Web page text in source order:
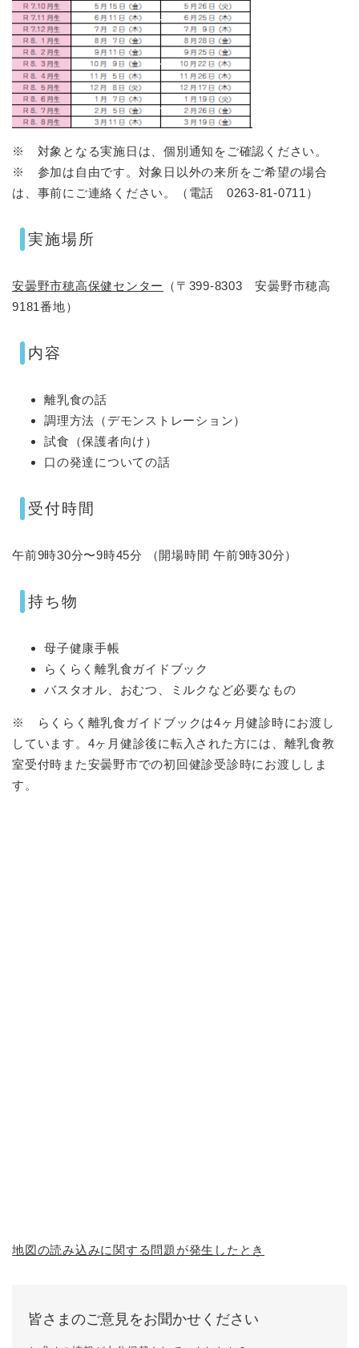
※ 対象となる実施日は、個別通知をご確認ください。
※ 参加は自由です。対象日以外の来所をご希望の場合
は、事前にご連絡ください。（電話 0263-81-0711）
実施場所
安曇野市穂高保健センター
（〒399-8303 安曇野市穂高
9181番地）
内容
離乳食の話
調理方法（デモンストレーション）
試食（保護者向け）
口の発達についての話
受付時間
午前9時30分〜9時45分 （開場時間 午前9時30分）
持ち物
母子健康手帳
らくらく離乳食ガイドブック
バスタオル、おむつ、ミルクなど必要なもの
※ らくらく離乳食ガイドブックは4ヶ月健診時にお渡し
しています。4ヶ月健診後に転入された方には、離乳食教
室受付時また安曇野市での初回健診受診時にお渡ししま
す。
地図の読み込みに関する問題が発生したとき
皆さまのご意見をお聞かせください